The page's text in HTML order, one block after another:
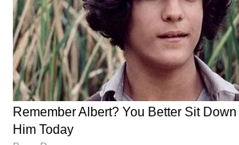
ಐಎಎಸ್‌ ಅಧಿಕಾರಿ ಸುಪ್ರಿಯಾ ಸಾಹು
ವಿಡಿಯೋವನ್ನು ಸಾಮಾಜಿಕ
ಮಾಡಿದ್ದು, ಉಡುಪುಗಳ ಮರು ಬಳಕೆಗೆ
ದೇಸಿ ಯಂತ್ರ ಇದಾಗಿದೆ. ನಮ್ಮ
ಸ್ಥಳೀಯ ಪ್ರತಿಭೆಗಳಿವೆ. ನಾವು
ಪರಿಸರ ಯೋಧರನ್ನು ಬೆಂಬಲಿಸುವುದು
(kannada news live) ಸಂಪೂರ್ಣ
ಕ್ಲಿಕ್‌ನಲ್ಲಿ ಲಭ್ಯ. ಏಷ್ಯಾನೆಟ್ ಸುವರ್ಣ
ಆ್ಯಪ್ ಡೌನ್‌ಲೋಡ್ ಮಾಡಿ ಹಾಗು
ಗಳನ್ನು ಪಡೆಯಿರಿ